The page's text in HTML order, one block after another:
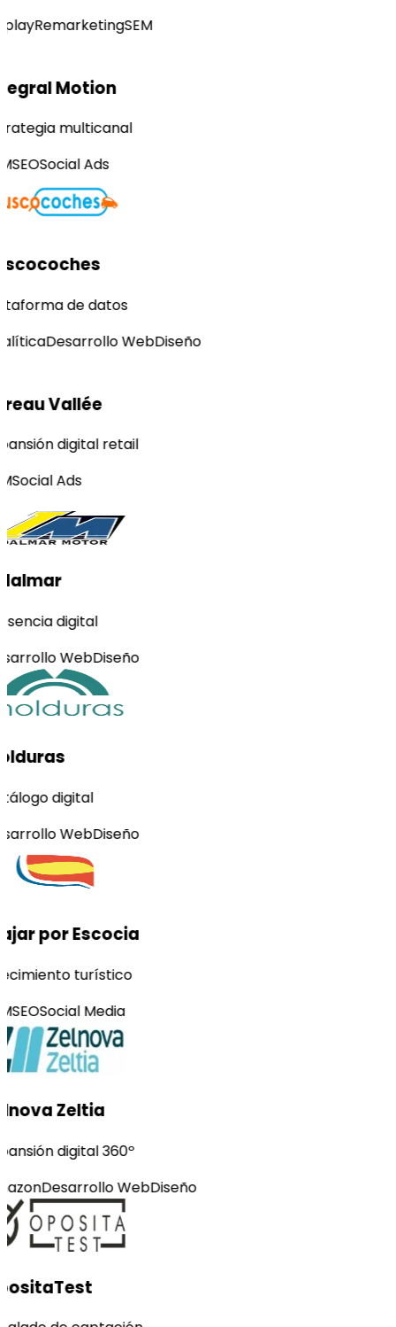
RemarketingSEM
Motion
multicanal
SEOSocial Ads
de datos
Desarrollo WebDiseño
Vallée
digital retail
Social Ads
digital
WebDiseño
digital
WebDiseño
por Escocia
turístico
SEOSocial Media
Zeltia
digital 360º
Desarrollo WebDiseño